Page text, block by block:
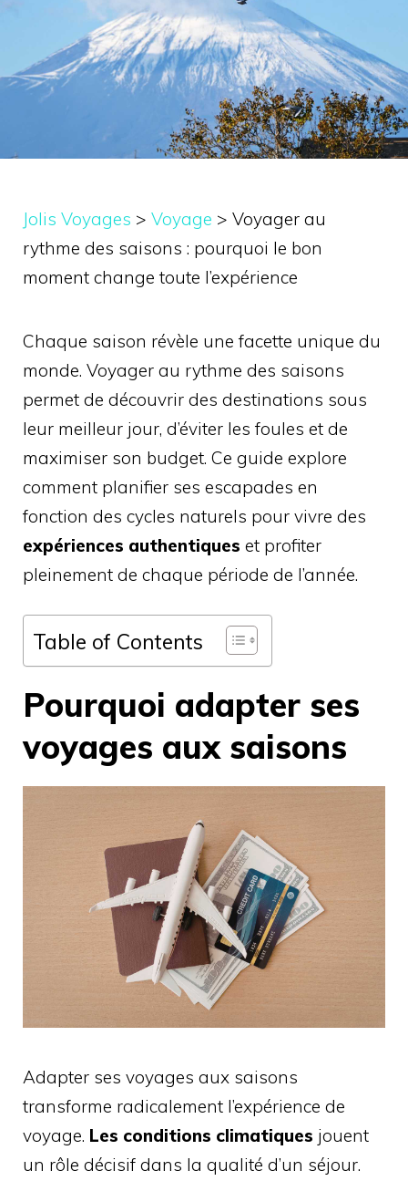
Jolis Voyages > Voyage > Voyager au
rythme des saisons : pourquoi le bon
moment change toute l’expérience
Chaque saison révèle une facette unique du
monde. Voyager au rythme des saisons
permet de découvrir des destinations sous
leur meilleur jour, d’éviter les foules et de
maximiser son budget. Ce guide explore
comment planifier ses escapades en
fonction des cycles naturels pour vivre des
expériences authentiques et profiter
pleinement de chaque période de l’année.
Table of Contents
Pourquoi adapter ses
voyages aux saisons
Adapter ses voyages aux saisons
transforme radicalement l’expérience de
voyage. Les conditions climatiques jouent
un rôle décisif dans la qualité d’un séjour.